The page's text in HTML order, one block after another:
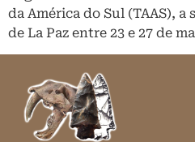
da América do Sul (TAAS), a
de La Paz entre 23 e 27 de